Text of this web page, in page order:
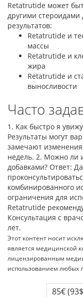
Retatrutide может
другими
результатов:
Retatrutide и
массы
Retatrutide и
жира
Retatrutide и
выносливости
Часто
1. Как быстро я
Результаты могут
замечают
недель. 2. Можно ли
добавками? Ответ:
комбинированного
ограничения для
Retatrutide
Консультация с
лет.
Этот контент носит
является медицинской
лицензированным
использованием любых
85€